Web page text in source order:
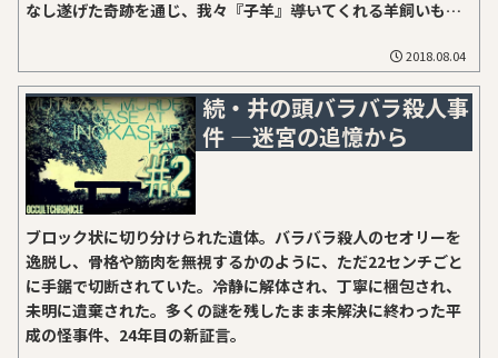
なし遂げた奇跡を通じ、我々『子羊』――導いてくれる羊飼いもお
い子羊たちのもどかしくも屈折した成長の軌跡をあますところ
なく記録したドキュメントである。振り向いたら明日が見えな
いよようやくサイトが更新された――と期待された諸兄には残念な
話となるが、今回はお知らせです。Twitterのほうで先に情報
が回ったことにより既にご存じの方もおられるかも知れません
が、このたび、怪奇秘宝シリーズなどでお世話になっている洋
泉社さまから、書籍版『オカルト・クロニクル』が出版してい
ただけることになり、その告知と販促をかねた記事となりま
す。オカルト・クロニクルPostedwithAmakuriat2018.8著：
松閣オルタ出版：洋泉社一方的に懐疑するでもなく、盲目的に
信じるで...
2018.08.04
続・井の頭バラバラ殺人事
件 ―迷宮の追憶から
ブロック状に切り分けられた遺体。バラバラ殺人のセオリーを
逸脱し、骨格や筋肉を無視するかのように、ただ22センチごと
に手鋸で切断されていた。冷静に解体され、丁寧に梱包され、
未明に遺棄された。多くの謎を残したまま未解決に終わった平
成の怪事件、24年目の新証言。